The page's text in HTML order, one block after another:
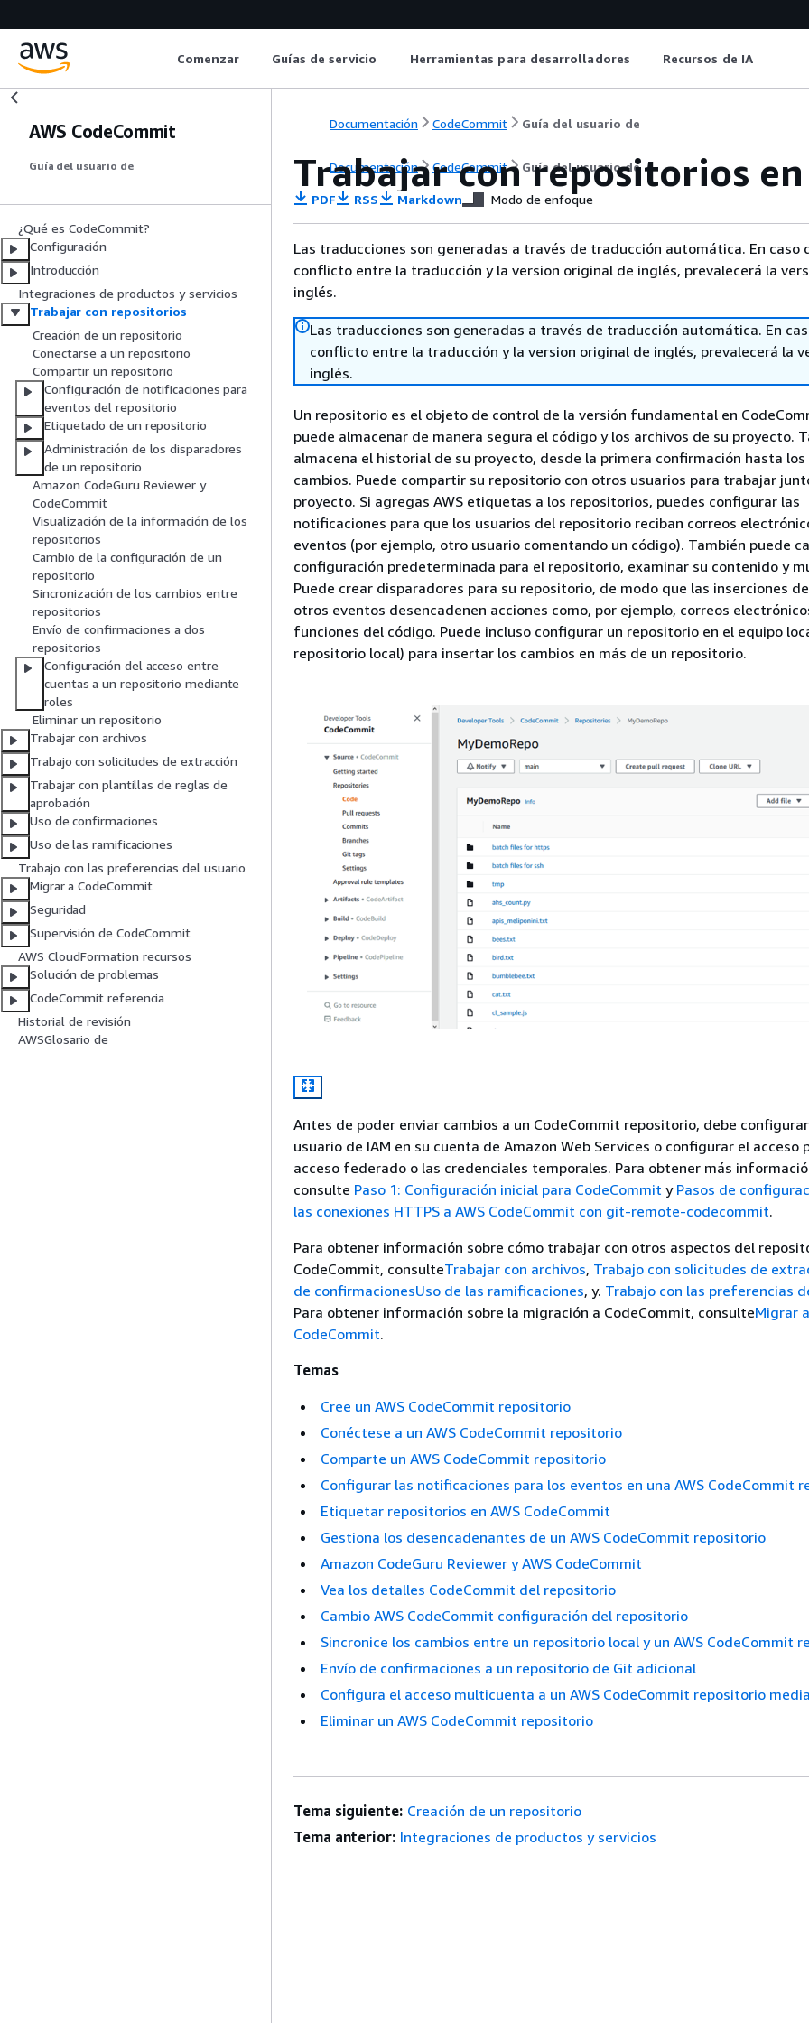
Comenzar Guías de servicio Herramientas para desarrolladores Recursos de IA
AWS CodeCommit
Guía del usuario de
¿Qué es CodeCommit?
Configuración
Introducción
Integraciones de productos y servicios
Trabajar con repositorios
Creación de un repositorio
Conectarse a un repositorio
Compartir un repositorio
Configuración de notificaciones para
eventos del repositorio
Etiquetado de un repositorio
Administración de los disparadores
de un repositorio
Amazon CodeGuru Reviewer y
CodeCommit
Visualización de la información de los
repositorios
Cambio de la configuración de un
repositorio
Sincronización de los cambios entre
repositorios
Envío de confirmaciones a dos
repositorios
Configuración del acceso entre
cuentas a un repositorio mediante
roles
Eliminar un repositorio
Trabajar con archivos
Trabajo con solicitudes de extracción
Trabajar con plantillas de reglas de
aprobación
Uso de confirmaciones
Uso de las ramificaciones
Trabajo con las preferencias del usuario
Migrar a CodeCommit
Seguridad
Supervisión de CodeCommit
AWS CloudFormation recursos
Solución de problemas
CodeCommit referencia
Historial de revisión
AWSGlosario de
Documentación CodeCommit Guía del usuario de
Documentación CodeCommit Guía del usuario de
Trabajar con repositorios en
PDF RSS Markdown Modo de enfoque
Las traducciones son generadas a través de traducción automática. En caso
conflicto entre la traducción y la version original de inglés, prevalecerá la
inglés.
Las traducciones son generadas a través de traducción automática. En
conflicto entre la traducción y la version original de inglés, prevalecerá la
inglés.
Un repositorio es el objeto de control de la versión fundamental en
puede almacenar de manera segura el código y los archivos de su proyecto.
almacena el historial de su proyecto, desde la primera confirmación hasta
cambios. Puede compartir su repositorio con otros usuarios para trabajar
proyecto. Si agregas AWS etiquetas a los repositorios, puedes configurar las
notificaciones para que los usuarios del repositorio reciban correos
eventos (por ejemplo, otro usuario comentando un código). También puede
configuración predeterminada para el repositorio, examinar su contenido y
Puede crear disparadores para su repositorio, de modo que las inserciones
otros eventos desencadenen acciones como, por ejemplo, correos
funciones del código. Puede incluso configurar un repositorio en el equipo
repositorio local) para insertar los cambios en más de un repositorio.
Antes de poder enviar cambios a un CodeCommit repositorio, debe
usuario de IAM en su cuenta de Amazon Web Services o configurar el acceso
acceso federado o las credenciales temporales. Para obtener más
consulte Paso 1: Configuración inicial para CodeCommit y Pasos de
las conexiones HTTPS a AWS CodeCommit con git-remote-codecommit.
Para obtener información sobre cómo trabajar con otros aspectos del
CodeCommit, consulteTrabajar con archivos, Trabajo con solicitudes de
de confirmacionesUso de las ramificaciones, y. Trabajo con las preferencias
Para obtener información sobre la migración a CodeCommit, consulteMigrar a
CodeCommit.
Temas
Cree un AWS CodeCommit repositorio
Conéctese a un AWS CodeCommit repositorio
Comparte un AWS CodeCommit repositorio
Configurar las notificaciones para los eventos en una AWS CodeCommit
Etiquetar repositorios en AWS CodeCommit
Gestiona los desencadenantes de un AWS CodeCommit repositorio
Amazon CodeGuru Reviewer y AWS CodeCommit
Vea los detalles CodeCommit del repositorio
Cambio AWS CodeCommit configuración del repositorio
Sincronice los cambios entre un repositorio local y un AWS CodeCommit
Envío de confirmaciones a un repositorio de Git adicional
Configura el acceso multicuenta a un AWS CodeCommit repositorio
Eliminar un AWS CodeCommit repositorio
Tema siguiente: Creación de un repositorio
Tema anterior: Integraciones de productos y servicios